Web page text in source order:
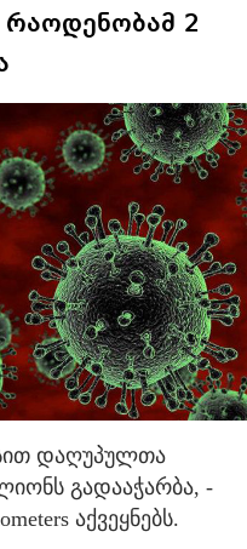
2
დაღუპულთა
გადააჭარბა, -
აქვეყნებს.